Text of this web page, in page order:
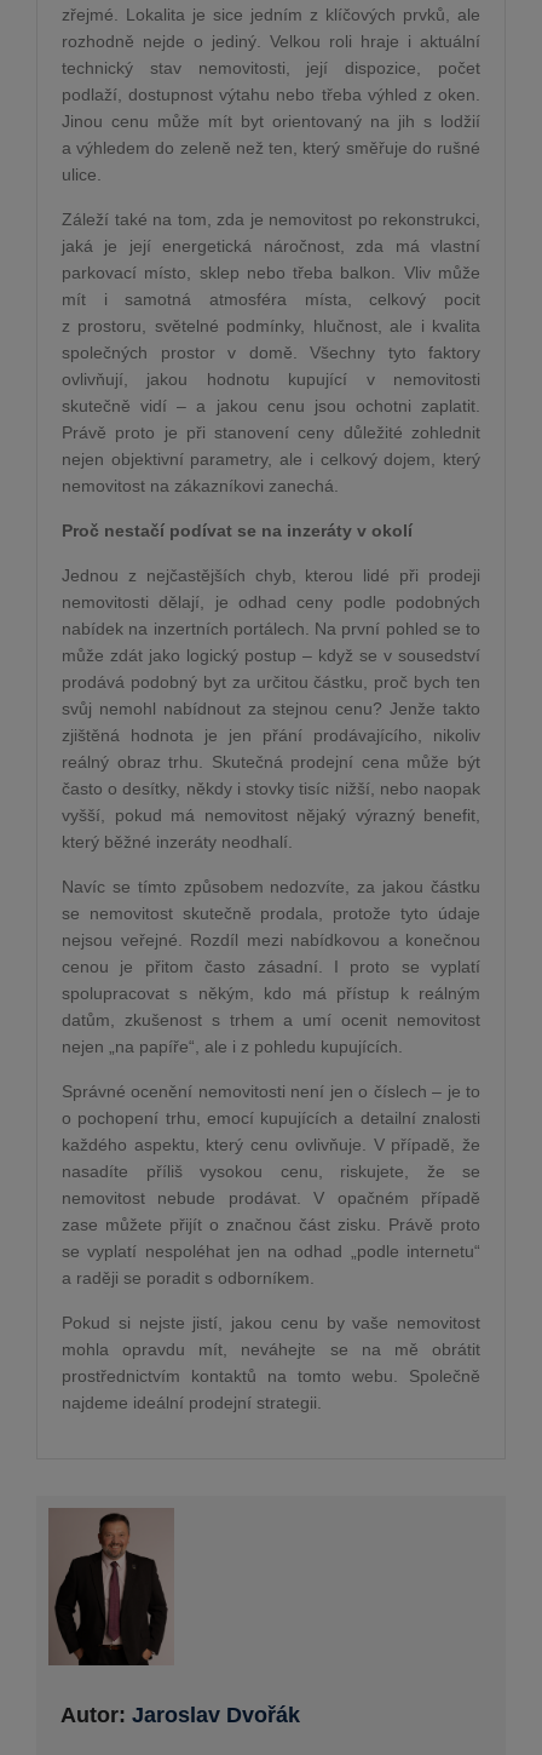
zřejmé. Lokalita je sice jedním z klíčových prvků, ale
rozhodně nejde o jediný. Velkou roli hraje i aktuální
technický stav nemovitosti, její dispozice, počet
podlaží, dostupnost výtahu nebo třeba výhled z oken.
Jinou cenu může mít byt orientovaný na jih s lodžií
a výhledem do zeleně než ten, který směřuje do rušné
ulice.
Záleží také na tom, zda je nemovitost po rekonstrukci,
jaká je její energetická náročnost, zda má vlastní
parkovací místo, sklep nebo třeba balkon. Vliv může
mít i samotná atmosféra místa, celkový pocit
z prostoru, světelné podmínky, hlučnost, ale i kvalita
společných prostor v domě. Všechny tyto faktory
ovlivňují, jakou hodnotu kupující v nemovitosti
skutečně vidí – a jakou cenu jsou ochotni zaplatit.
Právě proto je při stanovení ceny důležité zohlednit
nejen objektivní parametry, ale i celkový dojem, který
nemovitost na zákazníkovi zanechá.
Proč nestačí podívat se na inzeráty v okolí
Jednou z nejčastějších chyb, kterou lidé při prodeji
nemovitosti dělají, je odhad ceny podle podobných
nabídek na inzertních portálech. Na první pohled se to
může zdát jako logický postup – když se v sousedství
prodává podobný byt za určitou částku, proč bych ten
svůj nemohl nabídnout za stejnou cenu? Jenže takto
zjištěná hodnota je jen přání prodávajícího, nikoliv
reálný obraz trhu. Skutečná prodejní cena může být
často o desítky, někdy i stovky tisíc nižší, nebo naopak
vyšší, pokud má nemovitost nějaký výrazný benefit,
který běžné inzeráty neodhalí.
Navíc se tímto způsobem nedozvíte, za jakou částku
se nemovitost skutečně prodala, protože tyto údaje
nejsou veřejné. Rozdíl mezi nabídkovou a konečnou
cenou je přitom často zásadní. I proto se vyplatí
spolupracovat s někým, kdo má přístup k reálným
datům, zkušenost s trhem a umí ocenit nemovitost
nejen „na papíře“, ale i z pohledu kupujících.
Správné ocenění nemovitosti není jen o číslech – je to
o pochopení trhu, emocí kupujících a detailní znalosti
každého aspektu, který cenu ovlivňuje. V případě, že
nasadíte příliš vysokou cenu, riskujete, že se
nemovitost nebude prodávat. V opačném případě
zase můžete přijít o značnou část zisku. Právě proto
se vyplatí nespoléhat jen na odhad „podle internetu“
a raději se poradit s odborníkem.
Pokud si nejste jistí, jakou cenu by vaše nemovitost
mohla opravdu mít, neváhejte se na mě obrátit
prostřednictvím kontaktů na tomto webu. Společně
najdeme ideální prodejní strategii.
Autor: Jaroslav Dvořák